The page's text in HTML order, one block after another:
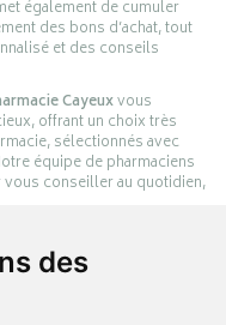
des
également de cumuler
des bons d’achat, tout
et des conseils
Cayeuxvous
offrant un choix très
sélectionnés avec
équipe de pharmaciens
conseiller au quotidien,
digital de la pharmacie
du-Fliers.
parmi des milliers de